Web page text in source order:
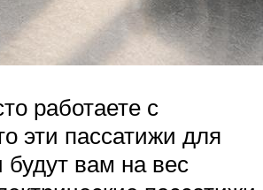
работаете с
эти пассатижи для
будут вам на вес